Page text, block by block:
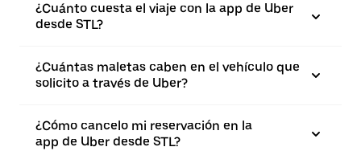
¿Cuánto cuesta el viaje con la app de Uber
desde STL?
¿Cuántas maletas caben en el vehículo que
solicito a través de Uber?
¿Cómo cancelo mi reservación en la
app de Uber desde STL?